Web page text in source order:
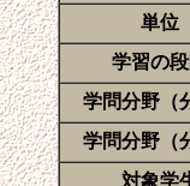
単位
学習の
学問分野（
学問分野（
対象学